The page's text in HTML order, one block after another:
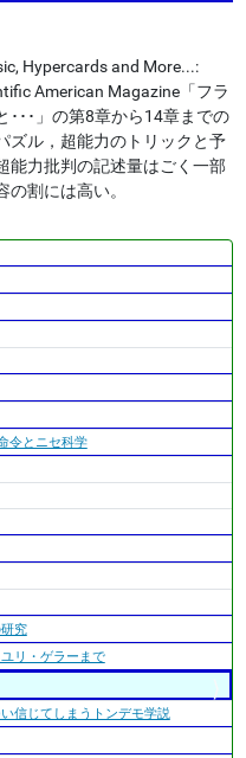
Hypercards and More...:
American Magazine「フラ
･･･」の第8章から14章までの
ズル，超能力のトリックと予
能力批判の記述量はごく一部
割には高い。
令とニセ科学
究
リ・ゲラーまで
信じてしまうトンデモ学説